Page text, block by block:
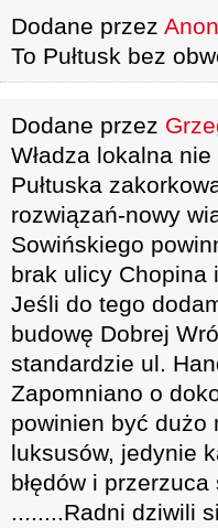
Dodane przez
To Pułtusk bez
Dodane przez
Władza lokalna
Pułtuska
rozwiązań-nowy
Sowińskiego
brak ulicy Chopina
Jeśli do tego
budowę Dobrej
standardzie ul.
Zapomniano o
powinien być dużo
luksusów, jedynie
błędów i
........Radni dziwili